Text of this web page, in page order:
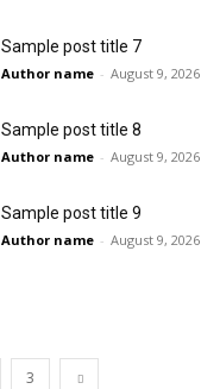
Sample post title 7
Author name - August 9, 2026
Sample post title 8
Author name - August 9, 2026
Sample post title 9
Author name - August 9, 2026
3